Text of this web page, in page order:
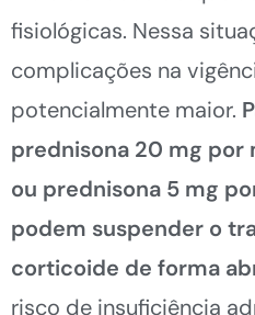
fisiológicas. Nessa
complicações na
potencialmente maior.
prednisona 20 mg por
ou prednisona 5 mg
podem suspender o
corticoide de forma
risco de insuficiência